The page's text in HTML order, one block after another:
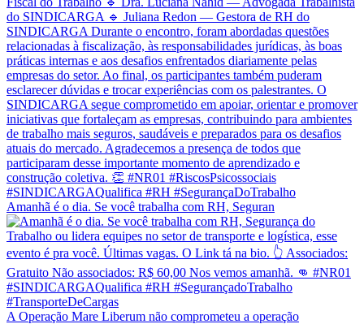
Amanhã é o dia. Se você trabalha com RH, Seguran
A Operação Mare Liberum não comprometeu a operação